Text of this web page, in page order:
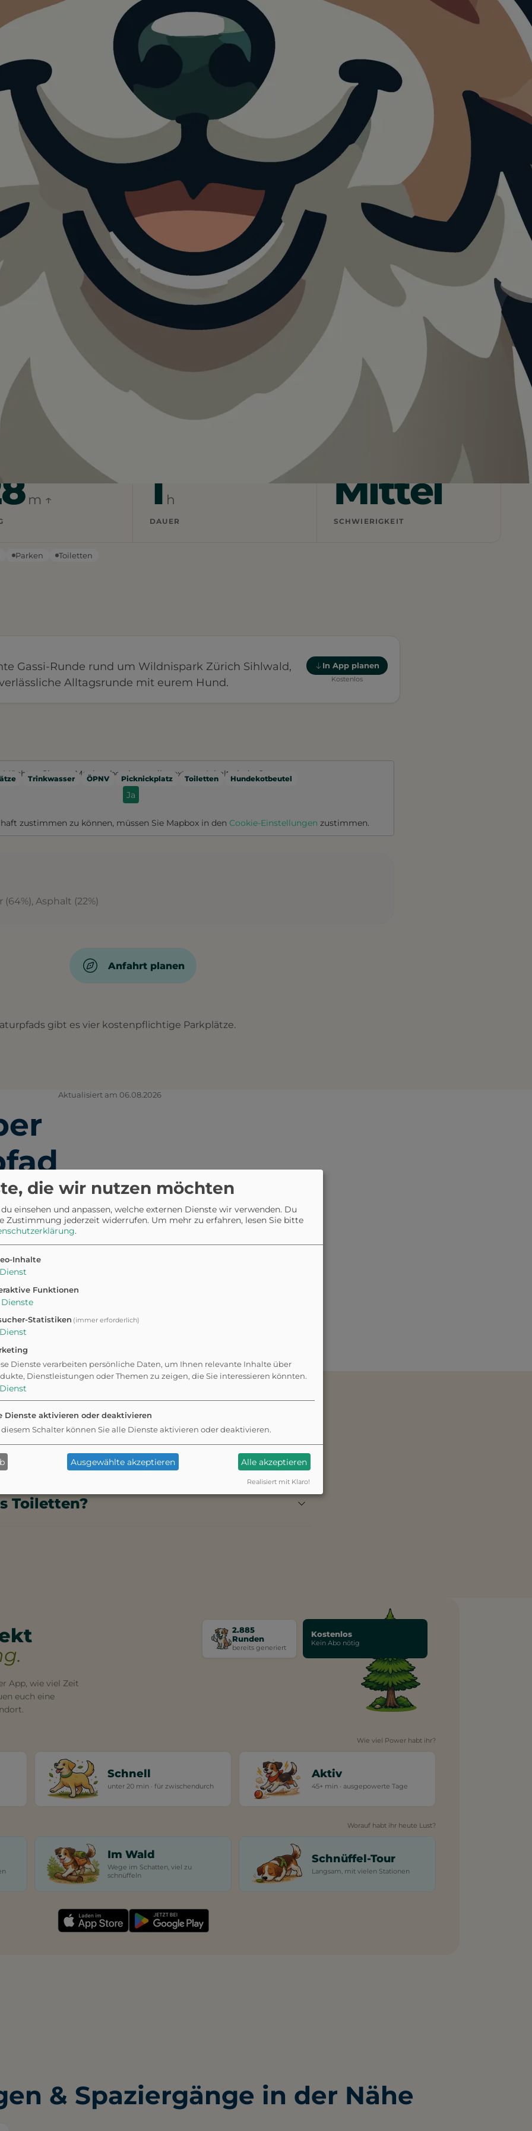
In App speichern
Sihlwald Naturpfad
Sihlwald Naturpfad.
Tag für einen Ausflug mit Hund.
m ↑ 1 h
DAUER
Mittel
SCHWIERIGKEIT
Parken Toiletten
Gassi-Runde rund um Wildnispark Zürich Sihlwald,
Alltagsrunde mit eurem Hund.
In App planen
Kostenlos
Trinkwasser ÖPNV Picknickplatz Toiletten Hundekotbeutel
Möchten Sie von Mapbox bereitgestellte externe Inhalte laden?
Ja
zustimmen zu können, müssen Sie Mapbox in den Cookie-Einstellungen zustimmen.
Asphalt (22%)
Anfahrt planen
gibt es vier kostenpflichtige Parkplätze.
Aktualisiert am 06.08.2026
Zürich Sihlwald auf dem
eine ruhige und
Hier erwartet euch ein
von 128 Metern, der
begleitet.
und können sich auf
Atmosphäre freuen. Bitte
des Parks.
zum
Naturpfad
Toiletten?
2.885
Runden
bereits generiert
Kostenlos
Kein Abo nötig
App, wie viel Zeit
euch eine
Wie viel Power habt ihr?
Schnell
unter 20 min · für zwischendurch
Aktiv
45+ min · ausgepowerte Tage
Worauf habt ihr heute Lust?
Im Wald
Wege im Schatten, viel zu
schnüffeln
Schnüffel-Tour
Langsam, mit vielen Stationen
& Spaziergänge in der Nähe
die wir nutzen möchten
einsehen und anpassen, welche externen Dienste wir verwenden. Du
Zustimmung jederzeit widerrufen. Um mehr zu erfahren, lesen Sie bitte
.
Inhalte
Dienst
Funktionen
Dienste
Statistiken (immer erforderlich)
Dienst
Dienste verarbeiten persönliche Daten, um Ihnen relevante Inhalte über
Dienstleistungen oder Themen zu zeigen, die Sie interessieren könnten.
Dienst
Dienste aktivieren oder deaktivieren
diesem Schalter können Sie alle Dienste aktivieren oder deaktivieren.
Ausgewählte akzeptieren Alle akzeptieren
Realisiert mit Klaro!